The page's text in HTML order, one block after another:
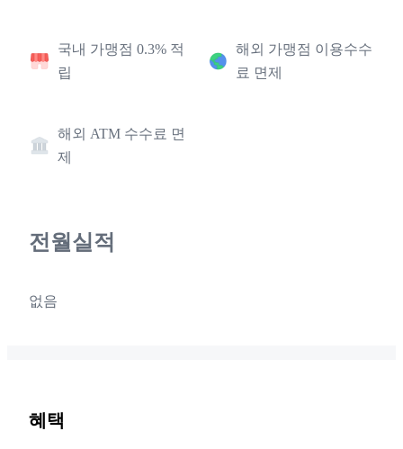
국내 가맹점 0.3% 적
립
해외 가맹점 이용수수
료 면제
해외 ATM 수수료 면
제
전월실적
없음
혜택